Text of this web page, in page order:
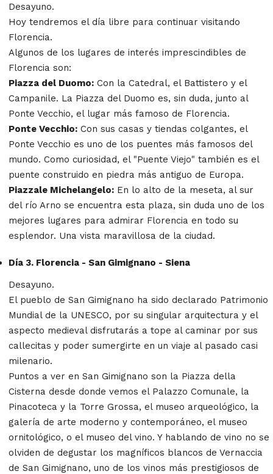
Desayuno.
Hoy tendremos el día libre para continuar visitando
Florencia.
Algunos de los lugares de interés imprescindibles de
Florencia son:
Piazza del Duomo: Con la Catedral, el Battistero y el
Campanile. La Piazza del Duomo es, sin duda, junto al
Ponte Vecchio, el lugar más famoso de Florencia.
Ponte Vecchio: Con sus casas y tiendas colgantes, el
Ponte Vecchio es uno de los puentes más famosos del
mundo. Como curiosidad, el "Puente Viejo" también es el
puente construido en piedra más antiguo de Europa.
Piazzale Michelangelo: En lo alto de la meseta, al sur
del río Arno se encuentra esta plaza, sin duda uno de los
mejores lugares para admirar Florencia en todo su
esplendor. Una vista maravillosa de la ciudad.
Día 3. Florencia - San Gimignano - Siena
Desayuno.
El pueblo de San Gimignano ha sido declarado Patrimonio
Mundial de la UNESCO, por su singular arquitectura y el
aspecto medieval disfrutarás a tope al caminar por sus
callecitas y poder sumergirte en un viaje al pasado casi
milenario.
Puntos a ver en San Gimignano son la Piazza della
Cisterna desde donde vemos el Palazzo Comunale, la
Pinacoteca y la Torre Grossa, el museo arqueológico, la
galería de arte moderno y contemporáneo, el museo
ornitológico, o el museo del vino. Y hablando de vino no se
olviden de degustar los magníficos blancos de Vernaccia
de San Gimignano, uno de los vinos más prestigiosos de